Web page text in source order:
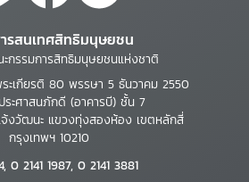
รสนเทศสิทธิมนุษยชน
กรรมการสิทธิมนุษยชนแห่งชาติ
ะเกียรติ 80 พรรษา 5 ธันวาคม 2550
ระศาสนภักดี (อาคารบี) ชั้น 7
งวัฒนะ แขวงทุ่งสองห้อง เขตหลักสี่
กรุงเทพฯ 10210
0 2141 1987, 0 2141 3881